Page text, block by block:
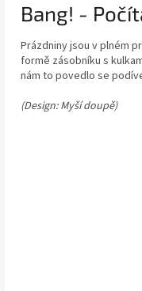
Bang! -
Prázdniny jsou v plném
formě zásobníku s
nám to povedlo se
(Design: Myší doupě)